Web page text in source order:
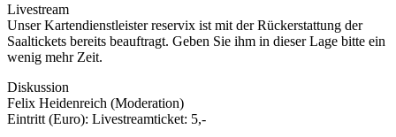
Livestream
Unser Kartendienstleister reservix ist mit der Rückerstattung der
Saaltickets bereits beauftragt. Geben Sie ihm in dieser Lage bitte ein
wenig mehr Zeit.
Diskussion
Felix Heidenreich (Moderation)
Eintritt (Euro): Livestreamticket: 5,-